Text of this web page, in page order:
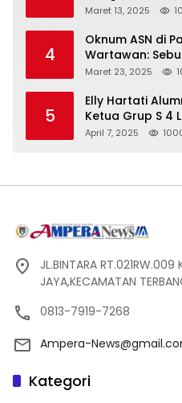
yang Tidak
Maret 13, 2025
4
Oknum ASN di
Wartawan:
Seharga 2 Liter
Maret 23, 2025
5
Elly Hartati
Ketua Grup S 4
Silaturahmi
April 7, 2025
JL.BINTARA RT.021RW.009
JAYA,KECAMATAN
0813-7919-7268
Ampera-
Kategori